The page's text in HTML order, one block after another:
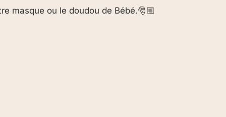
masque ou le doudou de Bébé.🎅🏼